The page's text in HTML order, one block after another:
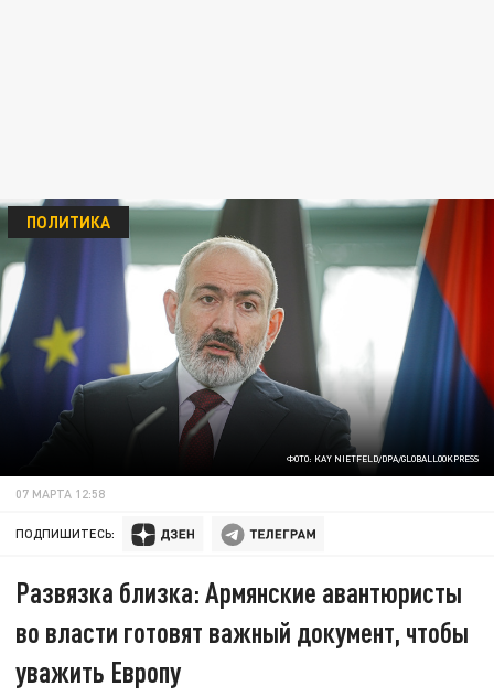
ФОТО: KAY NIETFELD/DPA/GLOBALLOOKPRESS
ПОЛИТИКА
07 МАРТА 12:58
ПОДПИШИТЕСЬ:
Развязка близка: Армянские авантюристы
во власти готовят важный документ, чтобы
уважить Европу